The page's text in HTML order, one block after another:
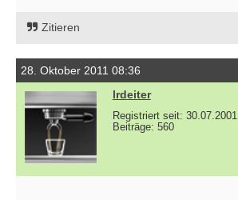
Zitieren
28. Oktober 2011 08:36
lrdeiter
Registriert seit: 30.07.2001
Beiträge: 560